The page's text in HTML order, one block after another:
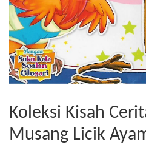
Koleksi Kisah
Musang Licik